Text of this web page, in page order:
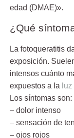
edad (DMAE)».
¿Qué
La fotoqueratitis
exposición.
intensos cuánto
expuestos a la
Los síntomas son:
– dolor intenso
– sensación de
– ojos rojos